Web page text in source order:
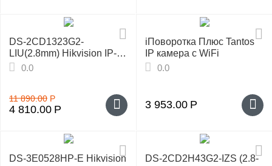
DS-2CD1323G2-
LIU(2.8mm) Hikvision IP-
видеокамера
0.0
11 890.00 Р
4 810.00 Р
iПоворотка Плюс Tantos
IP камера с WiFi
0.0
3 953.00 Р
DS-3E0528HP-E Hikvision
DS-2CD2H43G2-IZS (2.8-